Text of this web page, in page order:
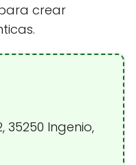
crear
35250 Ingenio,